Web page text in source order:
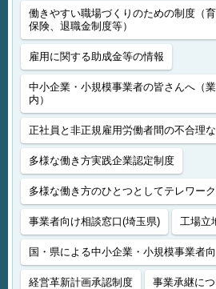
働きやすい職場づくりのための制度（
保険、退職金制度等）
雇用に関する助成金等の情報
中小企業・小規模事業者の皆さんへ（
内）
正社員と非正規雇用労働者間の不合理
多様な働き方実践企業認定制度
多様な働き方のひとつとしてテレワー
事業者向け相談窓口(埼玉県) 工場立
国・県による中小企業・小規模事業者
経営革新計画承認制度 事業承継に